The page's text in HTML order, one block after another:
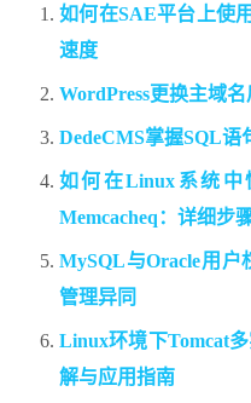
如何在SAE平台上使
速度
WordPress更换主域
DedeCMS掌握SQL语
如何在Linux系统中
Memcacheq：详细步
MySQL与Oracle用
管理异同
Linux环境下Tomcat
解与应用指南